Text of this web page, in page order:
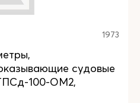
1973
судовые
100-ОМ2,